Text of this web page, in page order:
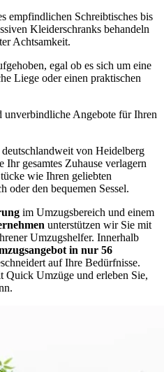
empfindlichen Schreibtisches bis
Kleiderschranks behandeln
Achtsamkeit.
egal ob es sich um eine
Liege oder einen praktischen
unverbindliche Angebote für Ihren
von Heidelberg
Ihr gesamtes Zuhause verlagern
wie Ihren geliebten
oder den bequemen Sessel.
im Umzugsbereich und einem
unterstützen wir Sie mit
Umzugshelfer. Innerhalb
in nur 56
auf Ihre Bedürfnisse.
Quick Umzüge und erleben Sie,